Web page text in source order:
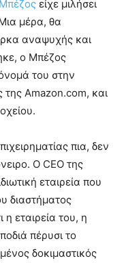
είχε μιλήσει
μέρα, θα
αναψυχής και
ο Μπέζος
του στην
της Amazon.com, και
πια, δεν
Ο CEO της
εταιρεία που
διαστήματος
η εταιρεία του, η
πέρυσι το
δοκιμαστικός